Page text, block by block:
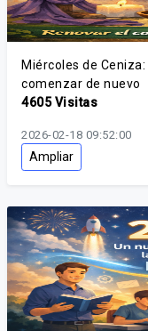
Miércoles de
comenzar de nuevo
4605 Visitas
2026-02-18 09:52:00
Ampliar